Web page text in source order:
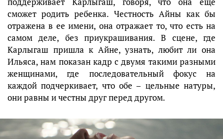
сможет родить ребенка. Честность Айны как бы
отражена в ее имени, она отражает то, что есть на
самом деле, без приукрашивания. В сцене, где
Карлыгаш пришла к Айне, узнать, любит ли она
Ильяса, нам показан кадр с двумя такими разными
женщинами, где последовательный фокус на
каждой подчеркивает, что обе – цельные натуры,
они равны и честны друг перед другом.